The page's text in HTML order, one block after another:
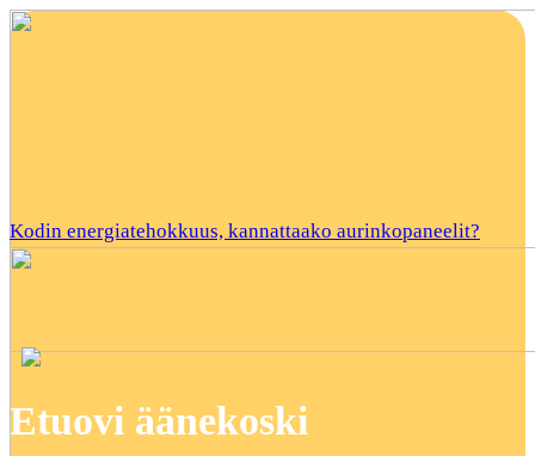
Kodin energiatehokkuus, kannattaako aurinkopaneelit?
Etuovi äänekoski